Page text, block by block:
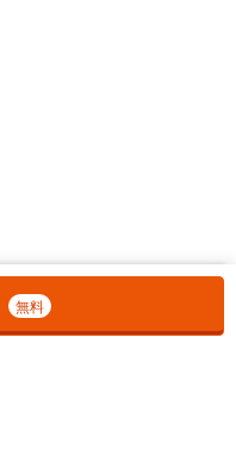
無料